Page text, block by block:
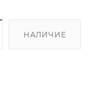
НАЛИЧИЕ